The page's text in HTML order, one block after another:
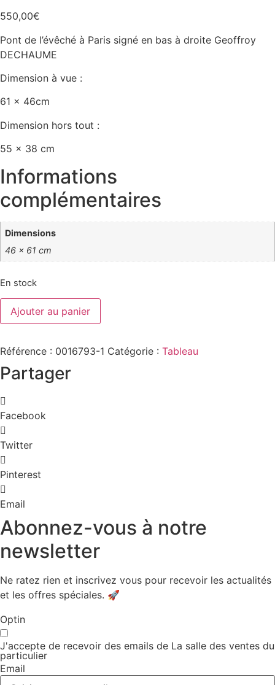
550,00€
Pont de l’évêché à Paris signé en bas à droite Geoffroy
DECHAUME
Dimension à vue :
61 x 46cm
Dimension hors tout :
55 x 38 cm
Informations
complémentaires
Dimensions
46 × 61 cm
En stock
quantité
de
Denis
né
1922
"
de
l'évêché
à
Paris
"
Ajouter au panier
Référence : 0016793-1 Catégorie : Tableau
Partager
Facebook
Twitter
Pinterest
Email
Abonnez-vous à notre
newsletter
Ne ratez rien et inscrivez vous pour recevoir les actualités
et les offres spéciales. 🚀​
Optin
J'accepte de recevoir des emails de La salle des ventes du
particulier
Email